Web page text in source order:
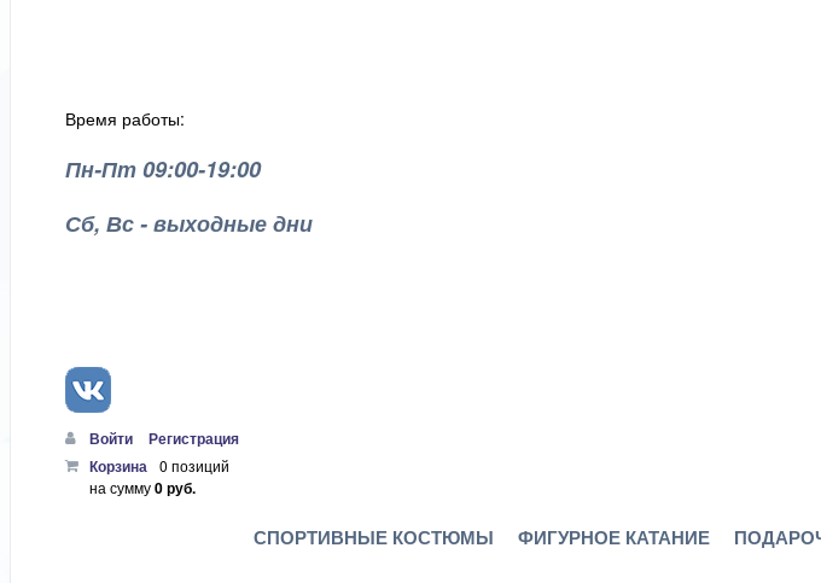
Время работы:
Пн-Пт 09:00-19:00
Сб, Вс - выходные дни
Войти
Регистрация
Корзина 0 позиций
на сумму0 руб.
СПОРТИВНЫЕ КОСТЮМЫ ФИГУРНОЕ КАТАНИЕ